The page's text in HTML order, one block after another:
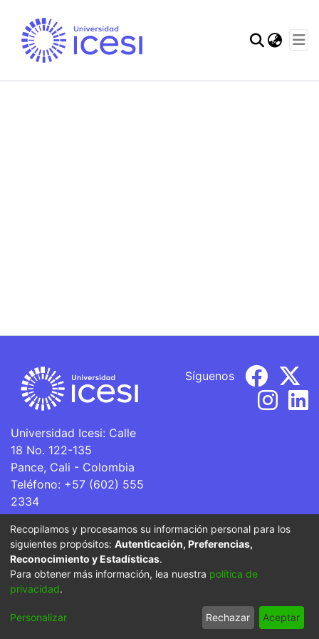
Universidad Icesi: Calle
18 No. 122-135
Pance, Cali - Colombia
Teléfono: +57 (602) 555
2334
ventanillaunica@icesi.edu.co
Síguenos
La Universidad Icesi es una Institución de Educación
Superior que se encuentra sujeta a inspección y vigilancia
por parte del Ministerio de Educación Nacional.
Cookie
End User
Agreement
Send
Feedback
Recopilamos y procesamos su información personal para los
siguientes propósitos: Autenticación, Preferencias,
Reconocimiento y Estadísticas.
Para obtener más información, lea nuestra política de
privacidad.
Personalizar Rechazar Aceptar